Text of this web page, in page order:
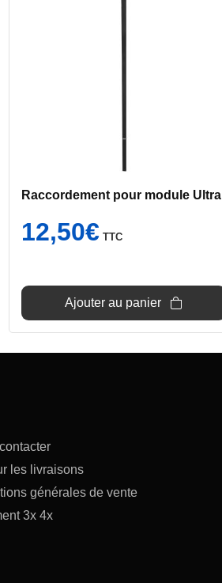
Raccordement pour module Ultra
12,50€ TTC
Ajouter au panier
les livraisons
générales de vente
3x 4x